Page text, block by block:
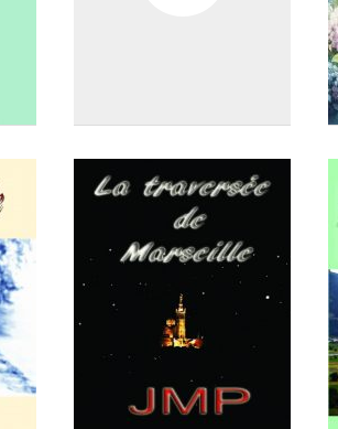
Bourdaillan les larmes des
collines